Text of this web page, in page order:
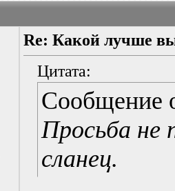
Re: Какой лучше
Цитата:
Сообщение
Просьба не
сланец.